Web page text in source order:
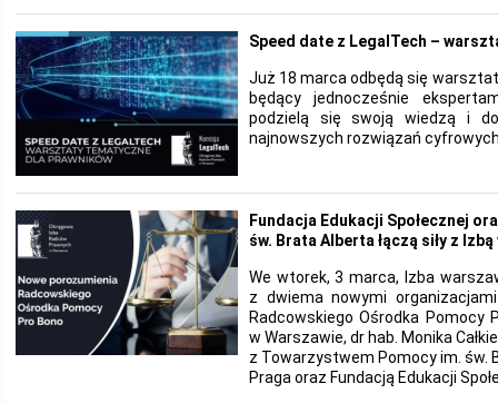
Speed date z LegalTech –
Już 18 marca odbędą się
będący jednocześnie
podzielą się swoją wiedzą i
najnowszych rozwiązań
Fundacja Edukacji Społecznej
św. Brata Alberta łączą siły z
We wtorek, 3 marca, Izba
z dwiema nowymi
Radcowskiego Ośrodka Pomocy
w Warszawie, dr hab. Monika
z Towarzystwem Pomocy im. św.
Praga oraz Fundacją Edukacji